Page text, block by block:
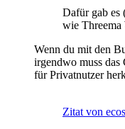
Dafür gab es
wie Threema
Wenn du mit den
irgendwo muss
für Privatnutzer
Zitat von